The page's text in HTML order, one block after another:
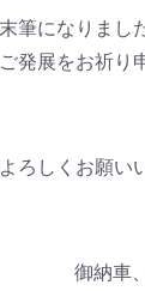
末筆になりまし
発展をお祈り
ろしくお願い
御納車